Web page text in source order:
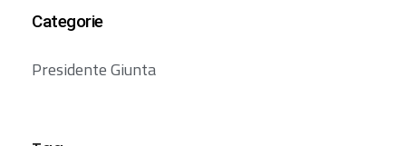
Categorie
Presidente Giunta